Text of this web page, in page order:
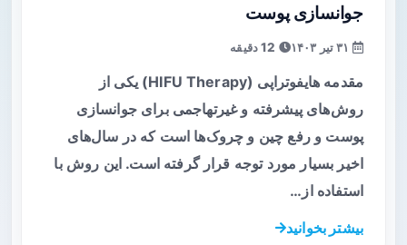
جوانسازی پوست
مقدمه هایفوتراپی (HIFU Therapy) یکی از
روش‌های پیشرفته و غیرتهاجمی برای جوانسازی
پوست و رفع چین و چروک‌ها است که در سال‌های
اخیر بسیار مورد توجه قرار گرفته است. این روش با
استفاده از…
بیشتر بخوانید